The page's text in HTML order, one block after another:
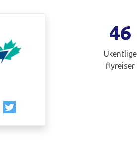
46
Ukentlige
flyreiser